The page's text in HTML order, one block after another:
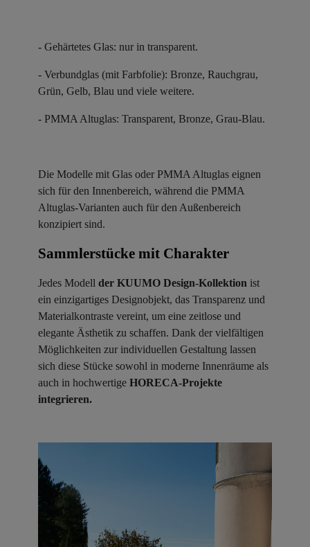
- Gehärtetes Glas: nur in transparent.
- Verbundglas (mit Farbfolie): Bronze, Rauchgrau,
Grün, Gelb, Blau und viele weitere.
- PMMA Altuglas: Transparent, Bronze, Grau-Blau.
Die Modelle mit Glas oder PMMA Altuglas eignen
sich für den Innenbereich, während die PMMA
Altuglas-Varianten auch für den Außenbereich
konzipiert sind.
Sammlerstücke mit Charakter ​
Jedes Modell der KUUMO Design-Kollektion ist
ein einzigartiges Designobjekt, das Transparenz und
Materialkontraste vereint, um eine zeitlose und
elegante Ästhetik zu schaffen. Dank der vielfältigen
Möglichkeiten zur individuellen Gestaltung lassen
sich diese Stücke sowohl in moderne Innenräume als
auch in hochwertige HORECA-Projekte
integrieren.